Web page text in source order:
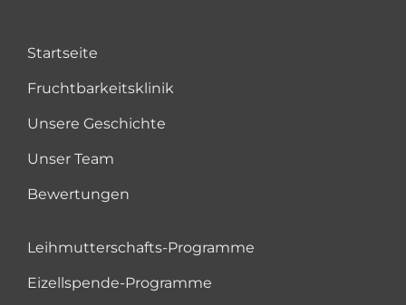
Startseite
Fruchtbarkeitsklinik
Unsere Geschichte
Unser Team
Bewertungen
Leihmutterschafts-Programme
Eizellspende-Programme